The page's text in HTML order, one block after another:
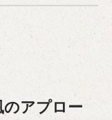
アプロー